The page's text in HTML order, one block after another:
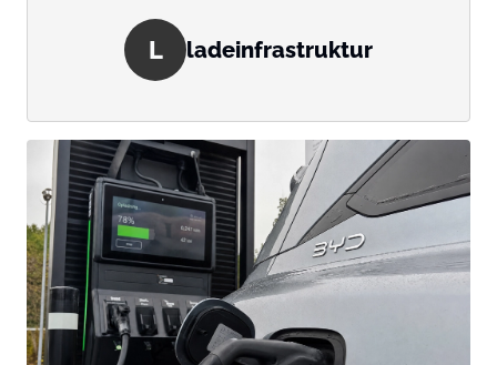
L ladeinfrastruktur